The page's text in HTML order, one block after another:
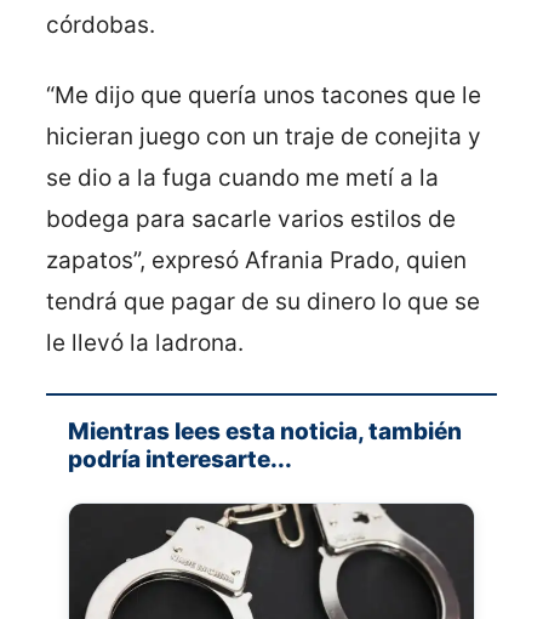
córdobas.
“Me dijo que quería unos tacones que le
hicieran juego con un traje de conejita y
se dio a la fuga cuando me metí a la
bodega para sacarle varios estilos de
zapatos”, expresó Afrania Prado, quien
tendrá que pagar de su dinero lo que se
le llevó la ladrona.
Mientras lees esta noticia, también
podría interesarte...